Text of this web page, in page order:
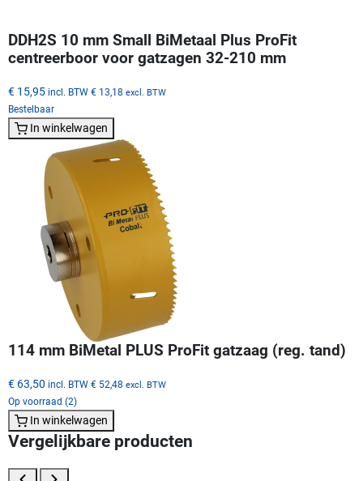
DDH2S 10 mm Small BiMetaal Plus ProFit
centreerboor voor gatzagen 32-210 mm
€ 15,95 incl. BTW € 13,18 excl. BTW
Bestelbaar
In winkelwagen
114 mm BiMetal PLUS ProFit gatzaag (reg. tand)
€ 63,50 incl. BTW € 52,48 excl. BTW
Op voorraad (2)
In winkelwagen
Vergelijkbare producten